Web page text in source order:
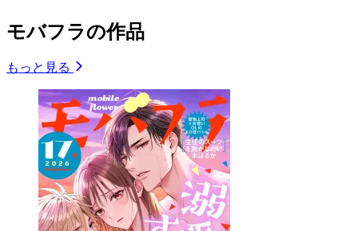
モバフラの作品
もっと見る